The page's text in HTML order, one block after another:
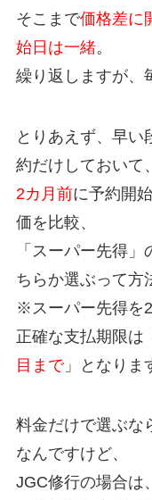
そこまで価格差に
始日は一緒。
繰り返しますが、
とりあえず、早い
約だけしておいて、
2カ月前に予約開
価を比較、
「スーパー先得」
ちらか選ぶって方
※スーパー先得を
正確な支払期限は
目まで」となりま
料金だけで選ぶな
なんですけど、
JGC修行の場合は、